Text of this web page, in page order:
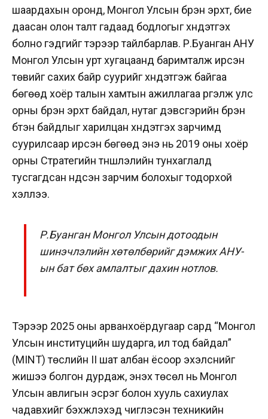
шаардахын оронд, Монгол Улсын бүрэн эрхт, бие
даасан олон талт гадаад бодлогыг хүндэтгэх
болно гэдгийг тэрээр тайлбарлав. Р.Буанган АНУ
Монгол Улсын урт хугацаанд баримталж ирсэн
төвийг сахих байр суурийг хүндэтгэж байгаа
бөгөөд хоёр талын хамтын ажиллагаа үргэлж улс
орны бүрэн эрхт байдал, нутаг дэвсгэрийн бүрэн
бүтэн байдлыг харилцан хүндэтгэх зарчимд
суурилсаар ирсэн бөгөөд энэ нь 2019 оны хоёр
орны Стратегийн түншлэлийн тунхаглалд
тусгагдсан үндсэн зарчим болохыг тодорхой
хэллээ.
Р.Буанган Монгол Улсын дотоодын
шинэчлэлийн хөтөлбөрийг дэмжих АНУ-
ын бат бөх амлалтыг дахин нотлов.
Тэрээр 2025 оны арванхоёрдугаар сард “Монгол
Улсын институцийн шударга, ил тод байдал”
(MINT) төслийн II шат албан ёсоор эхэлснийг
жишээ болгон дурдаж, энэхүү төсөл нь Монгол
Улсын авлигын эсрэг болон хууль сахиулах
чадавхийг бэхжүүлэхэд чиглэсэн техникийн